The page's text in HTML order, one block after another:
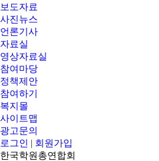
보도자료
사진뉴스
언론기사
자료실
영상자료실
참여마당
정책제안
참여하기
복지몰
사이트맵
광고문의
로그인 | 회원가입
한국학원총연합회